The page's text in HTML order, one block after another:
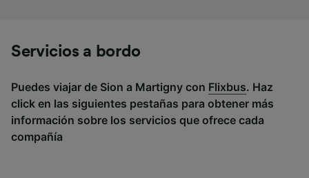
Servicios a bordo
Puedes viajar de Sion a Martigny con Flixbus. Haz
click en las siguientes pestañas para obtener más
información sobre los servicios que ofrece cada
compañía